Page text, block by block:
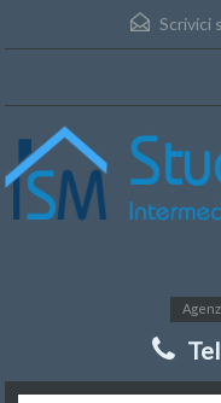
Scrivici